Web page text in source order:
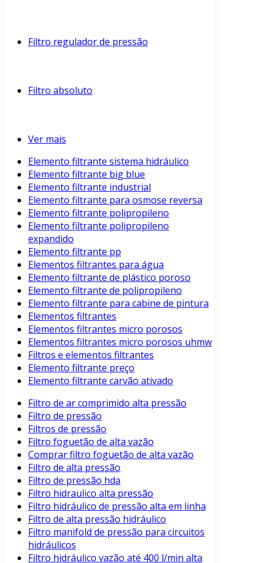
Filtro regulador de pressão
Filtro absoluto
Ver mais
Elemento filtrante sistema hidráulico
Elemento filtrante big blue
Elemento filtrante industrial
Elemento filtrante para osmose reversa
Elemento filtrante polipropileno
Elemento filtrante polipropileno
expandido
Elemento filtrante pp
Elementos filtrantes para água
Elemento filtrante de plástico poroso
Elemento filtrante de polipropileno
Elemento filtrante para cabine de pintura
Elementos filtrantes
Elementos filtrantes micro porosos
Elementos filtrantes micro porosos uhmw
Filtros e elementos filtrantes
Elemento filtrante preço
Elemento filtrante carvão ativado
Filtro de ar comprimido alta pressão
Filtro de pressão
Filtros de pressão
Filtro foguetão de alta vazão
Comprar filtro foguetão de alta vazão
Filtro de alta pressão
Filtro de pressão hda
Filtro hidraulico alta pressão
Filtro hidráulico de pressão alta em linha
Filtro de alta pressão hidráulico
Filtro manifold de pressão para circuitos
hidráulicos
Filtro hidráulico vazão até 400 l/min alta